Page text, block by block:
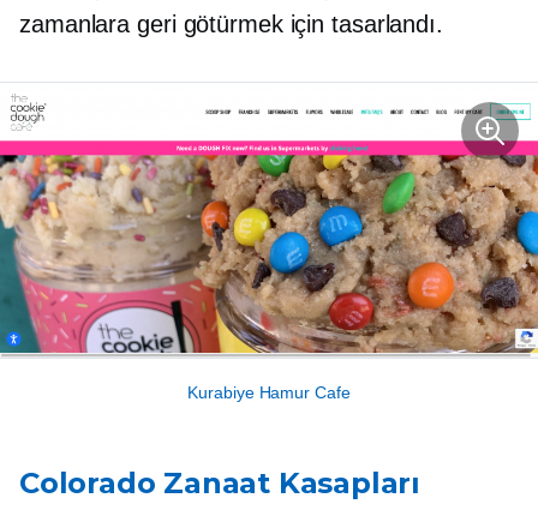
zamanlara geri götürmek için tasarlandı.
Kurabiye Hamur Cafe
Colorado Zanaat Kasapları